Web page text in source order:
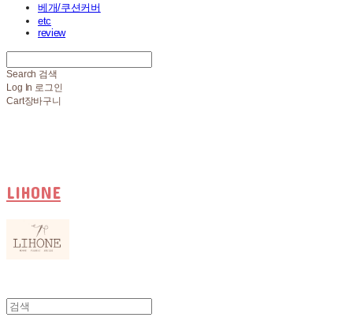
베개/쿠션커버
etc
review
Search 검색
Log In 로그인
Cart장바구니
LIHONE